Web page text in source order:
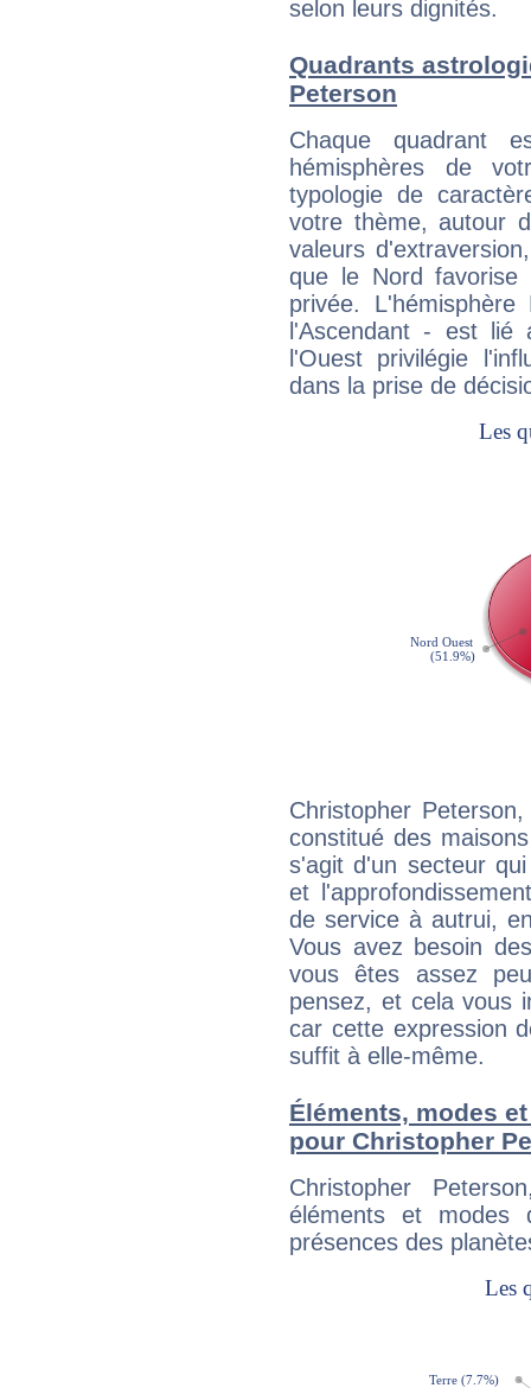
selon leurs dignités.
Quadrants
Peterson
Chaque quadrant
hémisphères de
typologie de
votre thème, autour
valeurs
que le Nord favorise
privée.
l'Ascendant - est
l'Ouest privilégie
dans la prise de
Christopher
constitué des
s'agit d'un secteur
et
de service à autrui,
Vous avez besoin
vous êtes assez
pensez, et cela vous
car cette expression
suffit à elle-même.
Éléments, modes
pour Christopher
Christopher
éléments et modes
présences des